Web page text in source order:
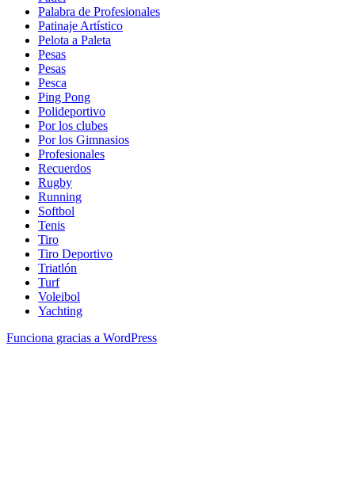
Palabra de Profesionales
Patinaje Artístico
Pelota a Paleta
Pesas
Pesas
Pesca
Ping Pong
Polideportivo
Por los clubes
Por los Gimnasios
Profesionales
Recuerdos
Rugby
Running
Softbol
Tenis
Tiro
Tiro Deportivo
Triatlón
Turf
Voleibol
Yachting
Funciona gracias a WordPress